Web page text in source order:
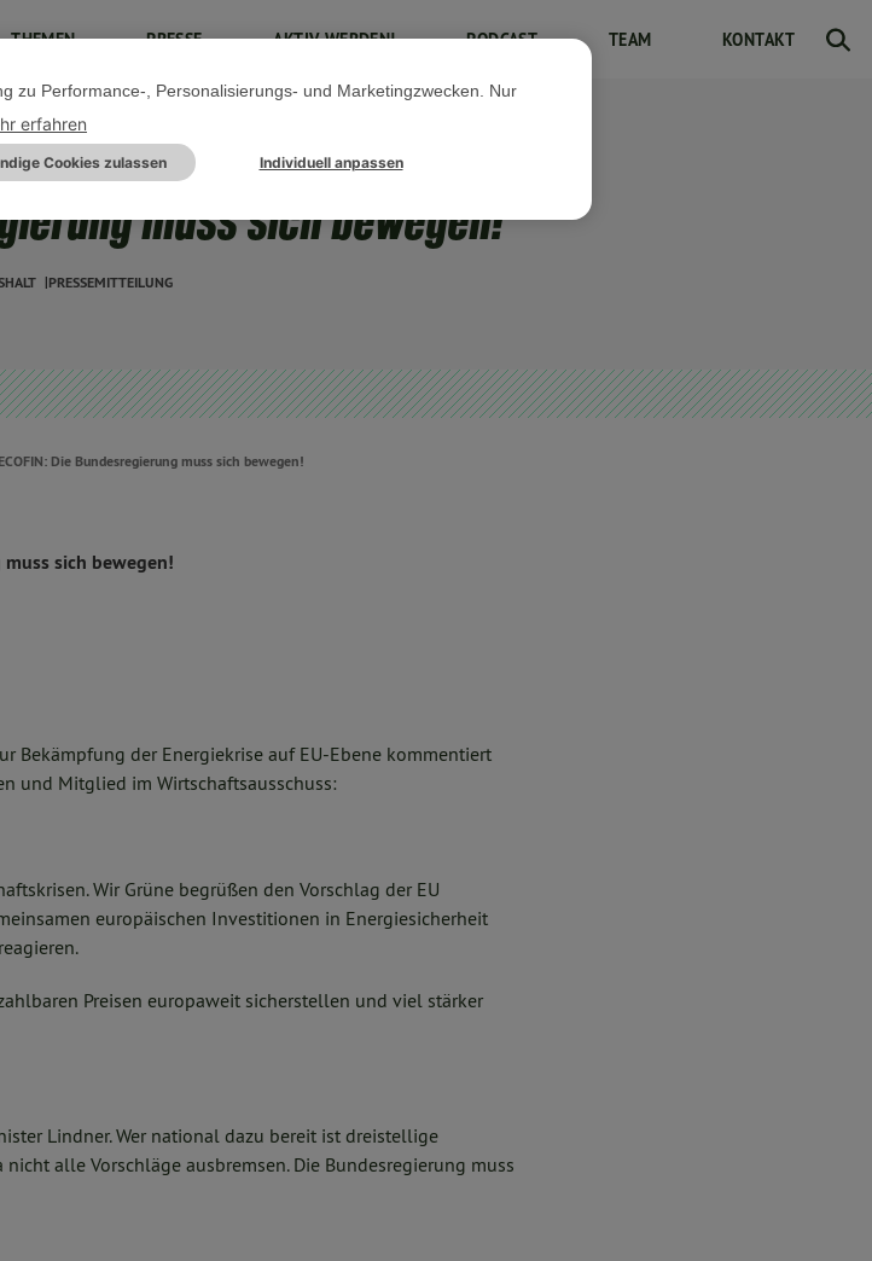
THEMEN PRESSE AKTIV WERDEN! PODCAST TEAM KONTAKT
OKTOBER 2022
muss sich bewegen!
PRESSEMITTEILUNG
ECOFIN: Die Bundesregierung muss sich bewegen!
sich bewegen!
Bekämpfung der Energiekrise auf EU-Ebene kommentiert
und Mitglied im Wirtschaftsausschuss:
Wir Grüne begrüßen den Vorschlag der EU
europäischen Investitionen in Energiesicherheit
Preisen europaweit sicherstellen und viel stärker
Lindner. Wer national dazu bereit ist dreistellige
alle Vorschläge ausbremsen. Die Bundesregierung muss
zu Performance-, Personalisierungs- und Marketingzwecken. Nur
erfahren
Cookies zulassen Individuell anpassen